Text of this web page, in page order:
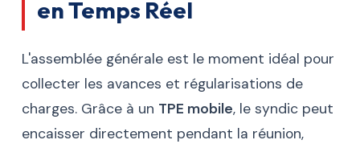
en Temps Réel
L'assemblée générale est le moment idéal pour
collecter les avances et régularisations de
charges. Grâce à un TPE mobile, le syndic peut
encaisser directement pendant la réunion,